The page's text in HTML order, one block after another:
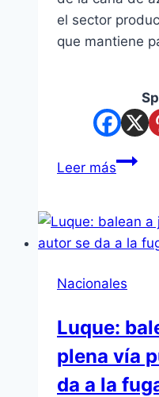
el sector
que mantiene
Leer másPeña
Ley
de
para
la
caña,
pero
Nacionales
Luque:
plena vía
da a la